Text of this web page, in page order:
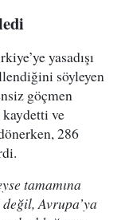
yasadışı
söyleyen
göçmen
kaydetti ve
286
tamamına
Avrupa’ya